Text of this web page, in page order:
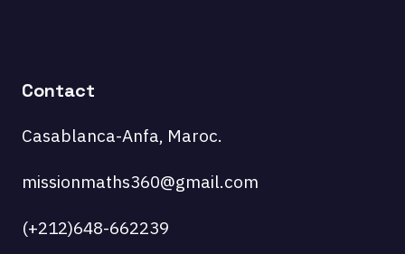
Contact
Casablanca-Anfa, Maroc.
missionmaths360@gmail.com
(+212)648-662239